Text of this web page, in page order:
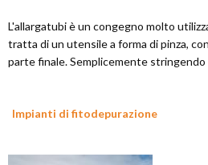
L'allargatubi è un congegno molto
tratta di un utensile a forma di pinza,
parte finale. Semplicemente stringendo
Impianti di fitodepurazione